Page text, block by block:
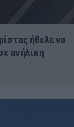
ήθελε να
ανήλικη